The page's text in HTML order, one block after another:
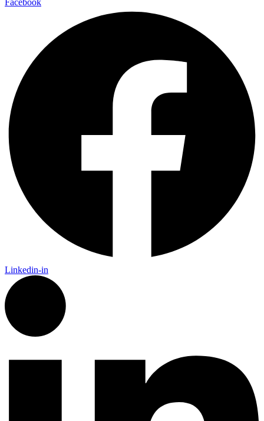
Linkedin-in